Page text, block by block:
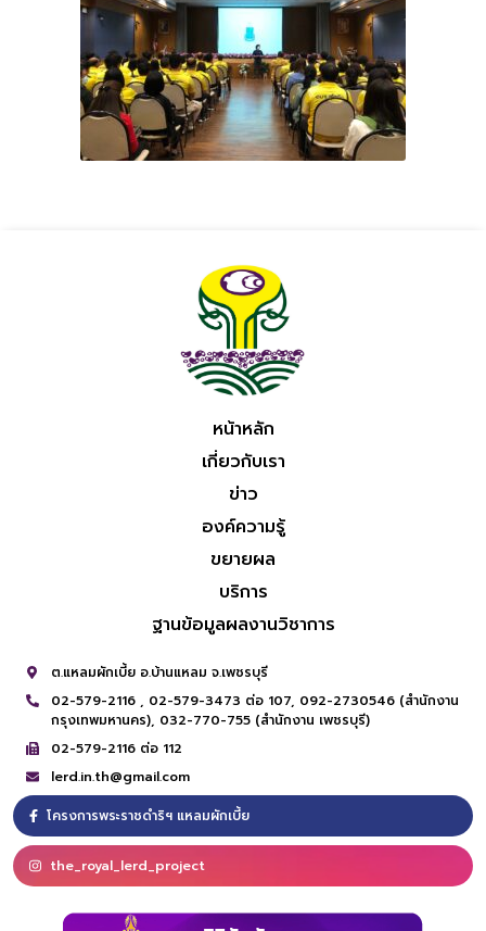
หน้าหลัก
เกี่ยวกับเรา
ข่าว
องค์ความรู้
ขยายผล
บริการ
ฐานข้อมูลผลงานวิชาการ
ต.แหลมผักเบี้ย อ.บ้านแหลม จ.เพชรบุรี
02-579-2116 , 02-579-3473 ต่อ 107, 092-2730546 (สำนักงาน
กรุงเทพมหานคร), 032-770-755 (สำนักงาน เพชรบุรี)
02-579-2116 ต่อ 112
lerd.in.th@gmail.com
โครงการพระราชดำริฯ แหลมผักเบี้ย
the_royal_lerd_project